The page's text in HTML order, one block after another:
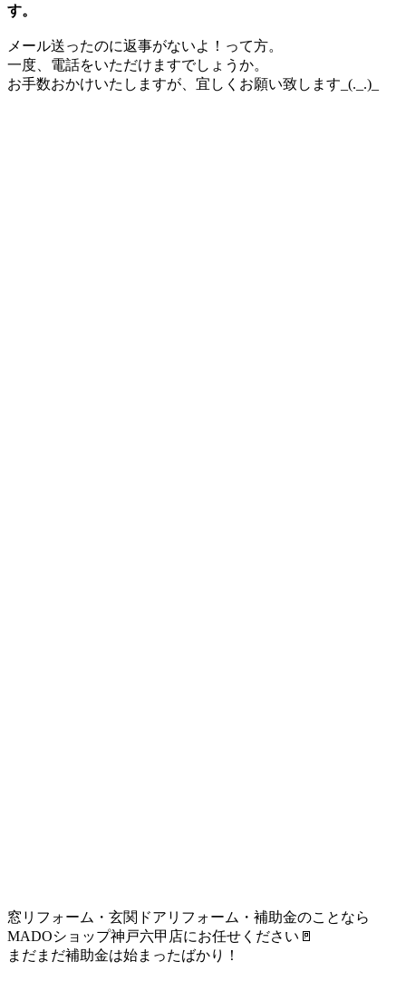
す。
メール送ったのに返事がないよ！って方。
一度、電話をいただけますでしょうか。
お手数おかけいたしますが、宜しくお願い致します_(._.)_
窓リフォーム・玄関ドアリフォーム・補助金のことなら
MADOショップ神戸六甲店にお任せください🚪
まだまだ補助金は始まったばかり！